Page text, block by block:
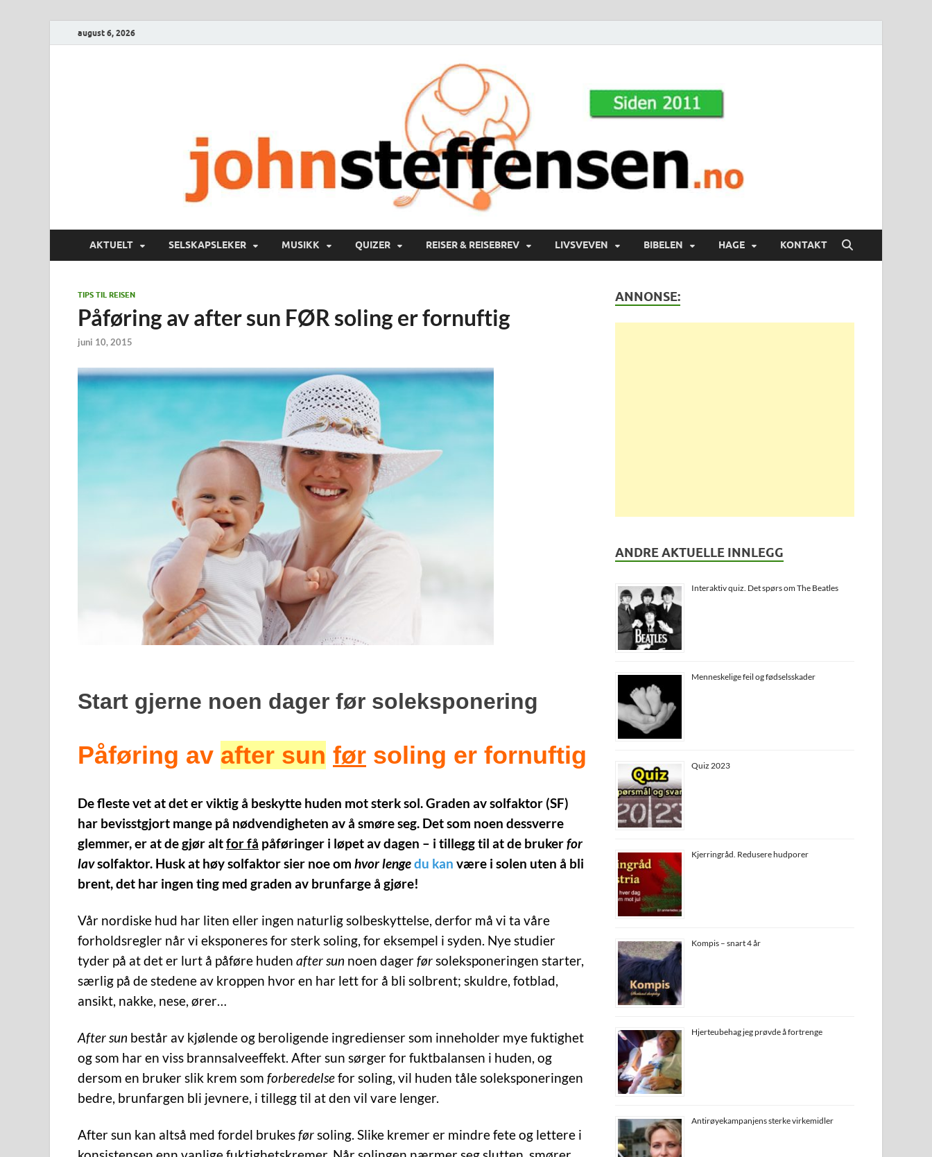
august 6, 2026
AKTUELT SELSKAPSLEKER MUSIKK QUIZER REISER & REISEBREV LIVSVEVEN BIBELEN HAGE KONTAKT
TIPS TIL REISEN
Påføring av after sun FØR soling er fornuftig
juni 10, 2015
Start gjerne noen dager før soleksponering
Påføring av after sun før soling er fornuftig
De fleste vet at det er viktig å beskytte huden mot sterk sol. Graden av solfaktor (SF)
har bevisstgjort mange på nødvendigheten av å smøre seg. Det som noen dessverre
glemmer, er at de gjør altfor få påføringer i løpet av dagen – i tillegg til at de brukerfor
lavsolfaktor. Husk at høy solfaktor sier noe om hvor lengedu kan være i solen uten å bli
brent, det har ingen ting med graden av brunfarge å gjøre!
Vår nordiske hud har liten eller ingen naturlig solbeskyttelse, derfor må vi ta våre
forholdsregler når vi eksponeres for sterk soling, for eksempel i syden. Nye studier
tyder på at det er lurt å påføre huden after sun noen dagerførsoleksponeringen starter,
særlig på de stedene av kroppen hvor en har lett for å bli solbrent; skuldre, fotblad,
ansikt, nakke, nese, ører…
After sun består av kjølende og beroligende ingredienser som inneholder mye fuktighet
og som har en viss brannsalveeffekt. After sun sørger for fuktbalansen i huden, og
dersom en bruker slik krem som forberedelsefor soling, vil huden tåle soleksponeringen
bedre, brunfargen bli jevnere, i tillegg til at den vil vare lenger.
After sun kan altså med fordel brukesførsoling. Slike kremer er mindre fete og lettere i
ANNONSE:
ANDRE AKTUELLE INNLEGG
Interaktiv quiz. Det spørs om The Beatles
Menneskelige feil og fødselsskader
Quiz 2023
Kjerringråd. Redusere hudporer
Kompis – snart 4 år
Hjerteubehag jeg prøvde å fortrenge
Antirøyekampanjens sterke virkemidler